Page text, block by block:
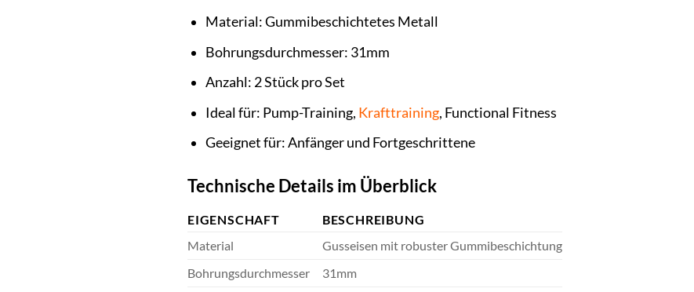
Material: Gummibeschichtetes Metall
Bohrungsdurchmesser: 31mm
Anzahl: 2 Stück pro Set
Ideal für: Pump-Training, Krafttraining, Functional Fitness
Geeignet für: Anfänger und Fortgeschrittene
Technische Details im Überblick
EIGENSCHAFT
BESCHREIBUNG
Material
Gusseisen mit robuster Gummibeschichtung
Bohrungsdurchmesser
31mm